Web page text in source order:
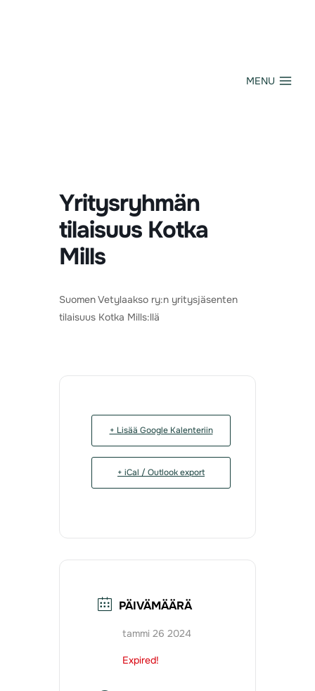
MENU
Yritysryhmän
tilaisuus Kotka
Mills
Suomen Vetylaakso ry:n yritysjäsenten
tilaisuus Kotka Mills:llä
+ Lisää Google Kalenteriin
+ iCal / Outlook export
PÄIVÄMÄÄRÄ
tammi 26 2024
Expired!